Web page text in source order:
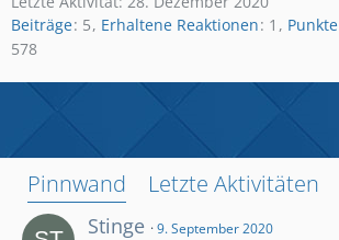
Beiträge 5 Erhaltene Reaktionen 1 Punkte
578
Pinnwand Letzte Aktivitäten
Stinge 9. September 2020